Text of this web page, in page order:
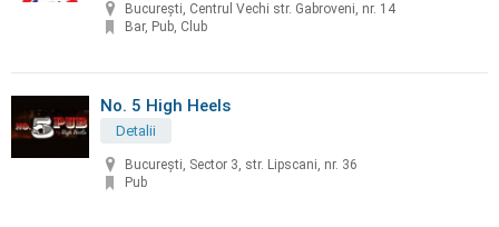
București, Centrul Vechi str. Gabroveni, nr. 14
Bar, Pub, Club
No. 5 High Heels
Detalii
București, Sector 3, str. Lipscani, nr. 36
Pub